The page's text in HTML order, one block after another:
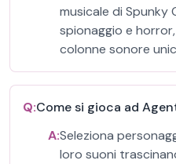
musicale di Spunky
spionaggio e
colonne sonore
Q:Come si gioca ad
A:Seleziona
loro suoni